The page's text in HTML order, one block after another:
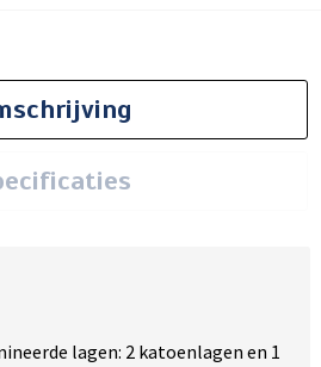
lagen: 2 katoenlagen en 1